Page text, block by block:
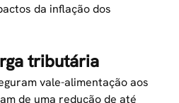
da inflação dos
tributária
vale-alimentação aos
de uma redução de até